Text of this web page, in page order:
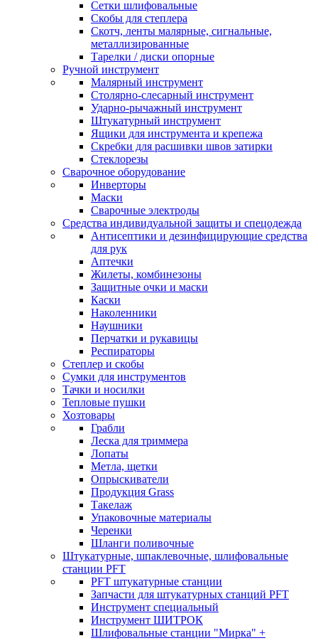
Сетки шлифовальные
Скобы для степлера
Скотч, ленты малярные, сигнальные,
металлизированные
Тарелки / диски опорные
Ручной инструмент
Малярный инструмент
Столярно-слесарный инструмент
Ударно-рычажный инструмент
Штукатурный инструмент
Ящики для инструмента и крепежа
Скребки для расшивки швов затирки
Стеклорезы
Сварочное оборудование
Инверторы
Маски
Сварочные электроды
Средства индивидуальной защиты и спецодежда
Антисептики и дезинфицирующие средства
для рук
Аптечки
Жилеты, комбинезоны
Защитные очки и маски
Каски
Наколенники
Наушники
Перчатки и рукавицы
Респираторы
Степлер и скобы
Сумки для инструментов
Тачки и носилки
Тепловые пушки
Хозтовары
Грабли
Леска для триммера
Лопаты
Метла, щетки
Опрыскиватели
Продукция Grass
Такелаж
Упаковочные материалы
Черенки
Шланги поливочные
Штукатурные, шпаклевочные, шлифовальные
станции PFT
PFT штукатурные станции
Запчасти для штукатурных станций PFT
Инструмент специальный
Инструмент ШИТРОК
Шлифовальные станции "Мирка" +